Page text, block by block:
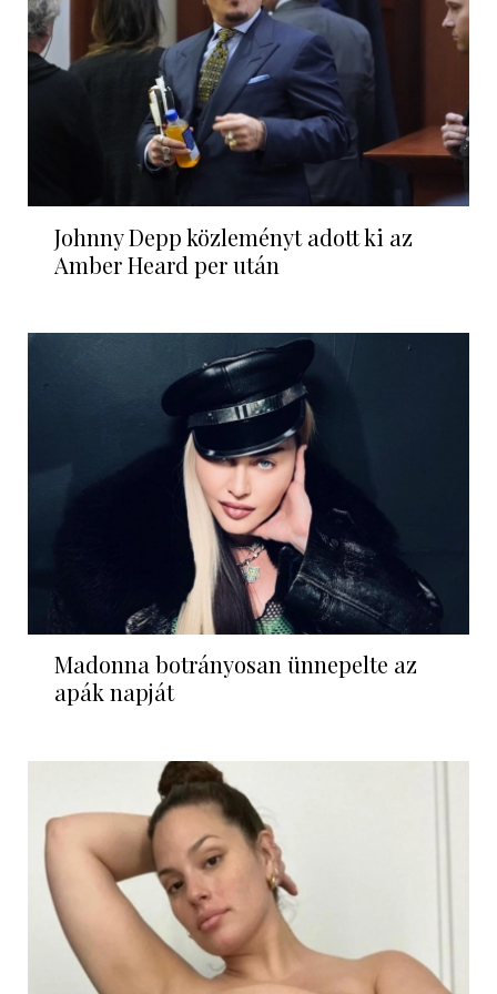
Johnny Depp közleményt adott ki az
Amber Heard per után
Madonna botrányosan ünnepelte az
apák napját